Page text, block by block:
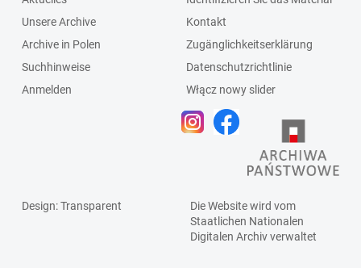
Unsere Archive
Archive in Polen
Suchhinweise
Anmelden
Kontakt
Zugänglichkeitserklärung
Datenschutzrichtlinie
Włącz nowy slider
Design: Transparent
Die Website wird vom
Staatlichen Nationalen
Digitalen Archivverwaltet